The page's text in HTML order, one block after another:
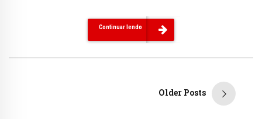
Continuar lendo
Older Posts